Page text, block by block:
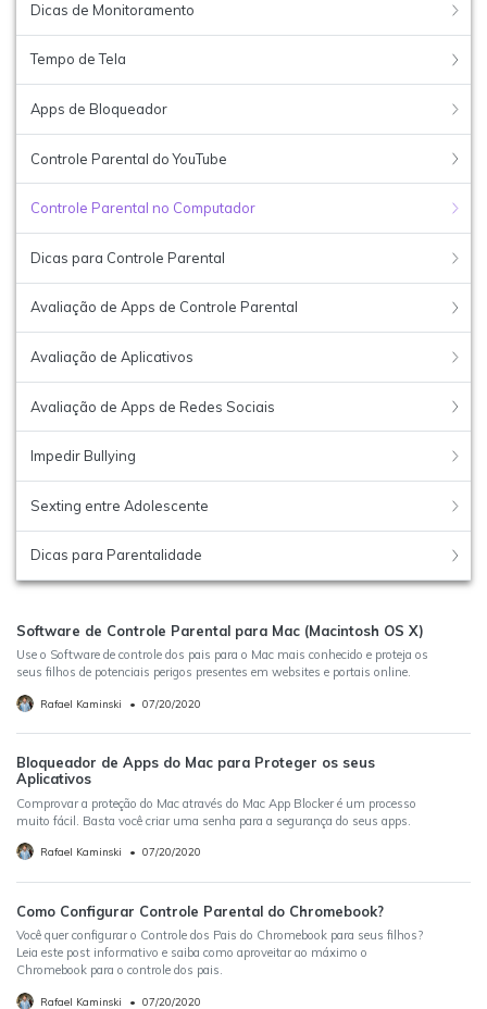
Dicas de Monitoramento
Tempo de Tela
Apps de Bloqueador
Controle Parental do YouTube
Controle Parental no Computador
Dicas para Controle Parental
Avaliação de Apps de Controle Parental
Avaliação de Aplicativos
Avaliação de Apps de Redes Sociais
Impedir Bullying
Sexting entre Adolescente
Dicas para Parentalidade
Software de Controle Parental para Mac (Macintosh OS X)
Use o Software de controle dos pais para o Mac mais conhecido e proteja os
seus filhos de potenciais perigos presentes em websites e portais online.
Rafael Kaminski • 07/20/2020
Bloqueador de Apps do Mac para Proteger os seus
Aplicativos
Comprovar a proteção do Mac através do Mac App Blocker é um processo
muito fácil. Basta você criar uma senha para a segurança do seus apps.
Rafael Kaminski • 07/20/2020
Como Configurar Controle Parental do Chromebook?
Você quer configurar o Controle dos Pais do Chromebook para seus filhos?
Leia este post informativo e saiba como aproveitar ao máximo o
Chromebook para o controle dos pais.
Rafael Kaminski • 07/20/2020